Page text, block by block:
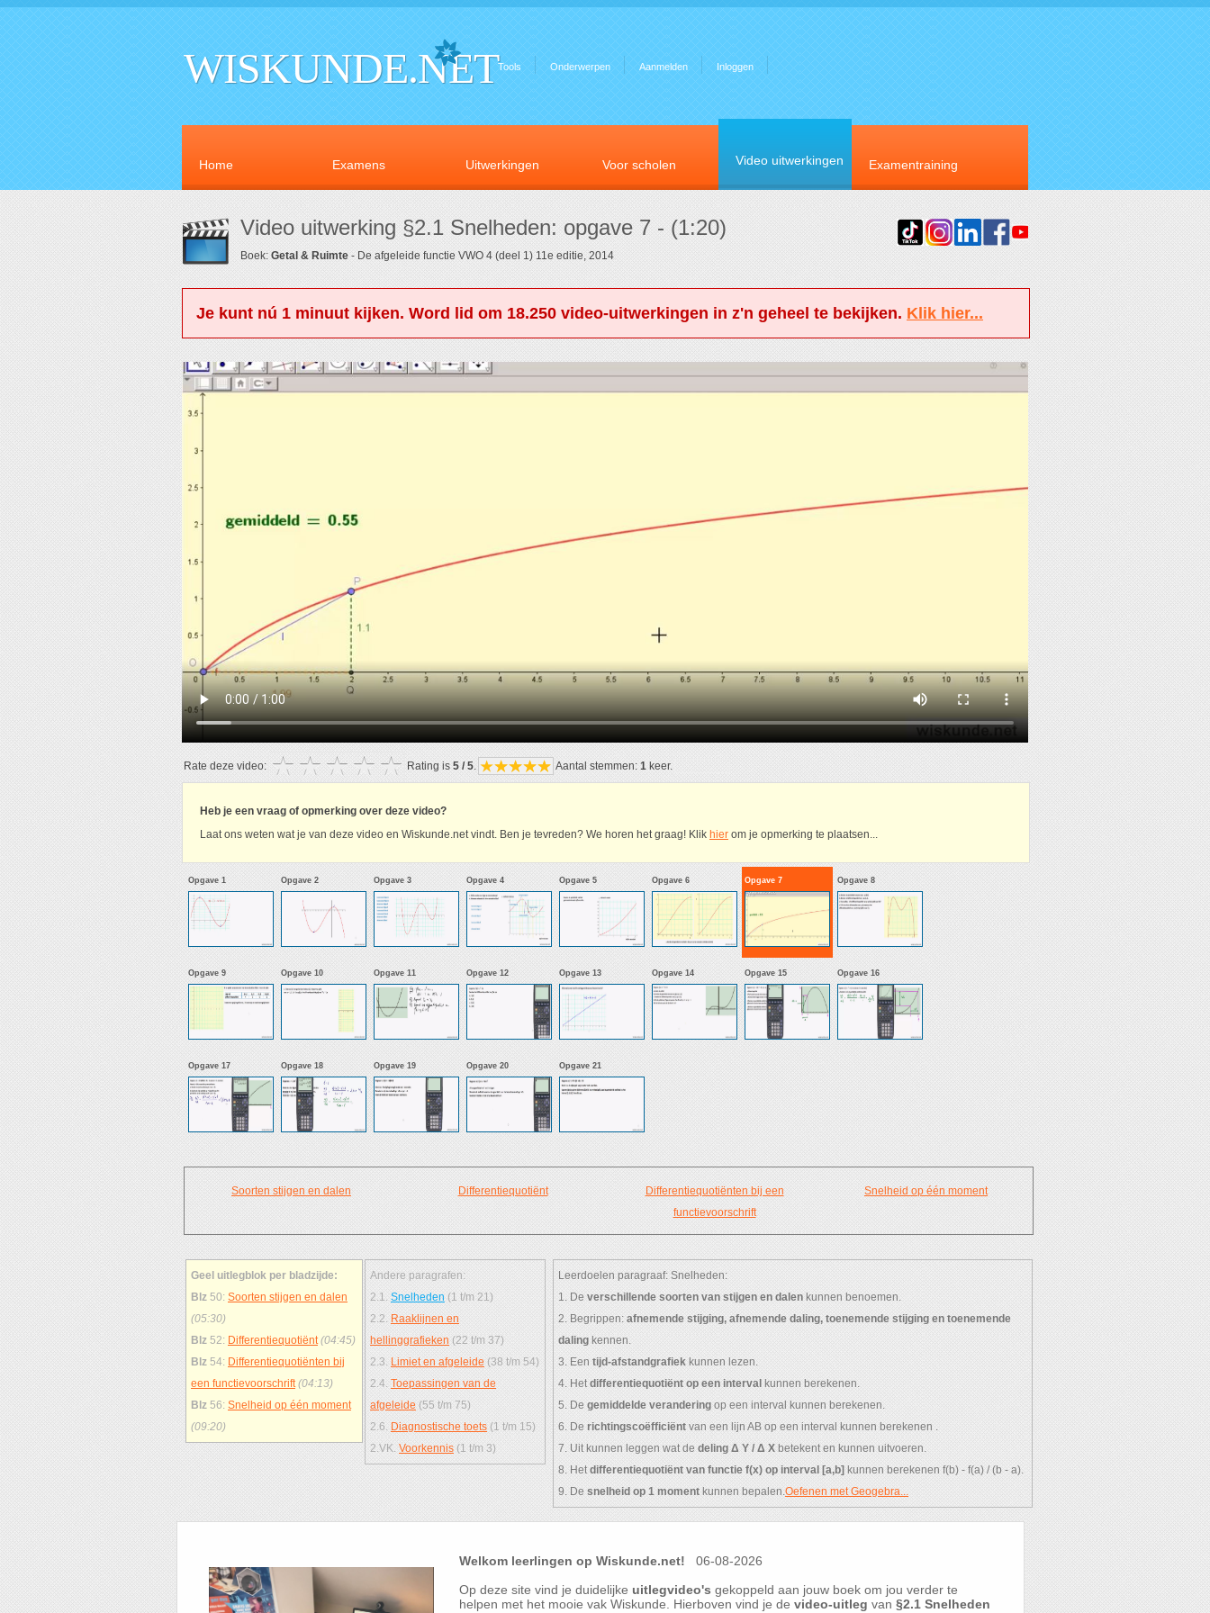
WISKUNDE.NETTools Onderwerpen Aanmelden Inloggen
Home Examens Uitwerkingen Voor scholen Video uitwerkingen Examentraining
Video uitwerking §2.1 Snelheden: opgave 7 - (1:20)
Boek: Getal & Ruimte - De afgeleide functie VWO 4 (deel 1) 11e editie, 2014
Je kunt nú 1 minuut kijken. Word lid om 18.250 video-uitwerkingen in z'n geheel te bekijken. Klik hier...
Rate deze video: Rating is 5 / 5 Aantal stemmen: 1 keer.
Heb je een vraag of opmerking over deze video?
Laat ons weten wat je van deze video en Wiskunde.net vindt. Ben je tevreden? We horen het graag! Klik hier om je opmerking te plaatsen...
Opgave 1 Opgave 2 Opgave 3 Opgave 4 Opgave 5 Opgave 6 Opgave 7 Opgave 8
Opgave 9 Opgave 10 Opgave 11 Opgave 12 Opgave 13 Opgave 14 Opgave 15 Opgave 16
Opgave 17 Opgave 18 Opgave 19 Opgave 20 Opgave 21
Soorten stijgen en dalen Differentiequotiënt
Differentiequotiënten bij een
functievoorschrift
Snelheid op één moment
Geel uitlegblok per bladzijde:
Blz 50: Soorten stijgen en dalen
(05:30)
Blz 52: Differentiequotiënt (04:45)
Blz 54: Differentiequotiënten bij
een functievoorschrift (04:13)
Blz 56: Snelheid op één moment
(09:20)
Andere paragrafen:
2.1. Snelheden (1 t/m 21)
2.2. Raaklijnen en
hellinggrafieken (22 t/m 37)
2.3. Limiet en afgeleide (38 t/m 54)
2.4. Toepassingen van de
afgeleide (55 t/m 75)
2.6. Diagnostische toets (1 t/m 15)
2.VK. Voorkennis (1 t/m 3)
Leerdoelen paragraaf: Snelheden:
1. De verschillende soorten van stijgen en dalen kunnen benoemen.
2. Begrippen: afnemende stijging, afnemende daling, toenemende stijging en toenemende
daling kennen.
3. Een tijd-afstandgrafiek kunnen lezen.
4. Hetdifferentiequotiënt op een interval kunnen berekenen.
5. De gemiddelde verandering op een interval kunnen berekenen.
6. De richtingscoëfficiënt van een lijn AB op een interval kunnen berekenen .
7. Uit kunnen leggen wat de deling Δ Y / Δ X betekent en kunnen uitvoeren.
8. Hetdifferentiequotiënt van functie f(x) op interval [a,b] kunnen berekenen f(b) - f(a) / (b - a).
9. De snelheid op 1 moment kunnen bepalen.Oefenen met Geogebra...
Geef je mening aan ons:
Tevreden? Laat het ons weten!
Schrijf een review...
Welkom leerlingen op Wiskunde.net!
06-08-2026
Op deze site vind je duidelijke uitlegvideo's gekoppeld aan jouw boek om jou verder te
helpen met het mooie vak Wiskunde. Hierboven vind je de video-uitleg van §2.1 Snelheden